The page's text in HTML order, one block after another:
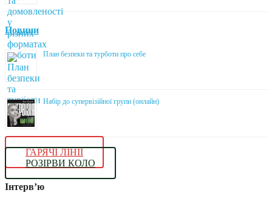
Новини
План безпеки та турботи про себе
Набір до супервізійної групи (онлайн)
ГАРЯЧІ ЛІНІЇ
РОЗІРВИ КОЛО
Інтерв’ю